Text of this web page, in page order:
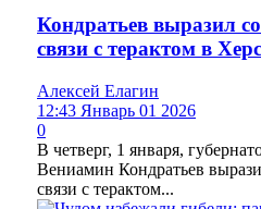
Кондратьев выразил
связи с терактом в
Алексей Елагин
12:43 Январь 01 2026
0
В четверг, 1 января,
Вениамин Кондратьев
связи с терактом...